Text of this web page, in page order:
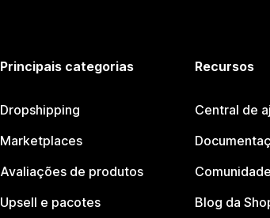
Principais categorias
Dropshipping
Marketplaces
Avaliações de produtos
Upsell e pacotes
Recursos
Central de
Blog da